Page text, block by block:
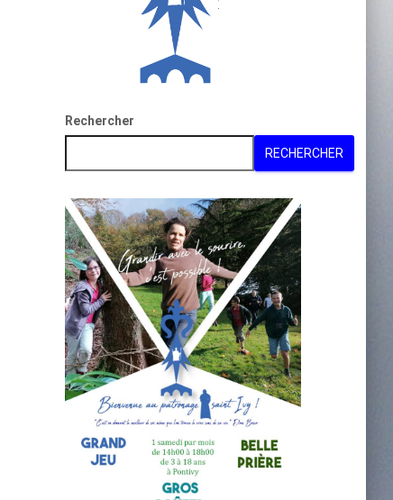
Rechercher
RECHERCHER